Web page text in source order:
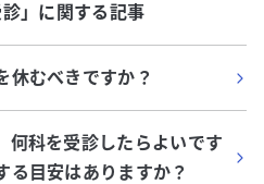
」に関する記事
休むべきですか？
何科を受診したらよいです
る目安はありますか？